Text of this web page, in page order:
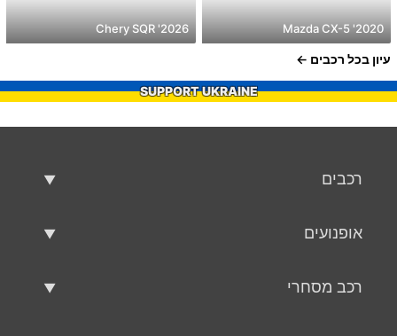
2020' Mazda CX-5
2026' Chery SQR
עיון בכל רכבים
SUPPORT UKRAINE
רכבים
אופנועים
רכב מסחרי